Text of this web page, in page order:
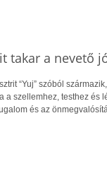
takar a nevető
“Yuj” szóból
a szellemhez, testhez és
és az